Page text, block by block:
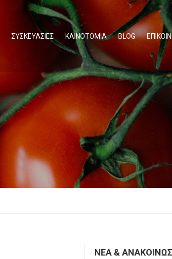
ΣΥΣΚΕΥΑΣΙΕΣ ΚΑΙΝΟΤΟΜΙΑ BLOG
ΝΕΑ &